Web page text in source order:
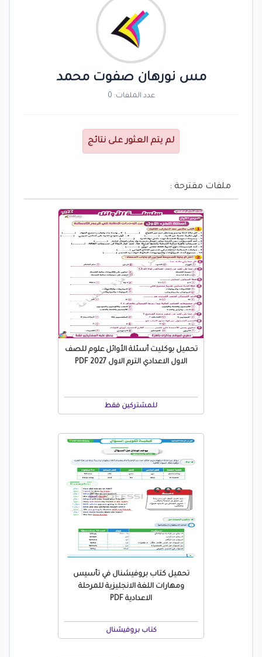
مس نورهان صفوت محمد
عدد الملفات: 0
لم يتم العثور على نتائج
ملفات مقترحة :
تحميل بوكليت أسئلة الأوائل علوم للصف
الاول الاعدادي الترم الاول 2027 PDF
للمشتركين فقط
تحميل كتاب بروفيشنال في تأسيس
ومهارات اللغة الانجليزية للمرحلة
الاعدادية PDF
كتاب بروفيشنال